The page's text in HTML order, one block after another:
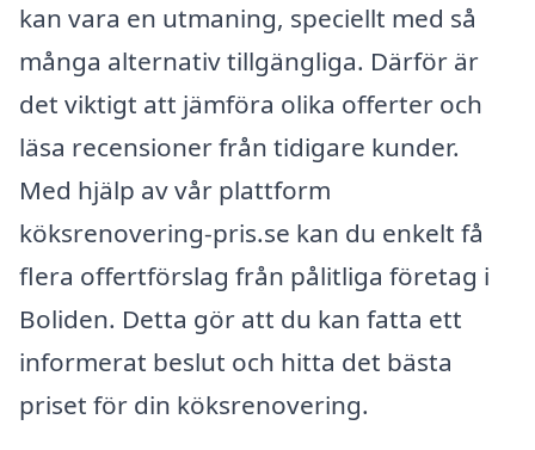
kan vara en utmaning, speciellt med så
många alternativ tillgängliga. Därför är
det viktigt att jämföra olika offerter och
läsa recensioner från tidigare kunder.
Med hjälp av vår plattform
köksrenovering-pris.se kan du enkelt få
flera offertförslag från pålitliga företag i
Boliden. Detta gör att du kan fatta ett
informerat beslut och hitta det bästa
priset för din köksrenovering.